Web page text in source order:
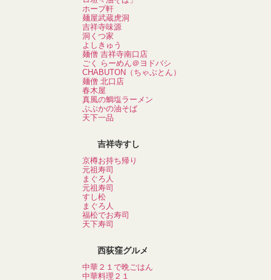
ホープ軒
麺屋武蔵虎洞
吉祥寺味源
洞くつ家
よしきゅう
麺僧 吉祥寺南口店
ごく らーめん＠ヨドバシ
CHABUTON（ちゃぶとん）
麺僧 北口店
春木屋
真風の鯛塩ラーメン
ぶぶかの油そば
天下一品
吉祥寺すし
京樽お持ち帰り
元祖寿司
まぐろ人
元祖寿司
すし松
まぐろ人
福松でお寿司
天下寿司
西荻窪グルメ
中華２１で晩ごはん
中華料理２１